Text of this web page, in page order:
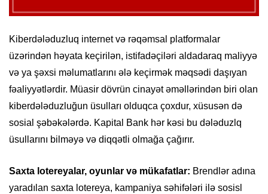
Kiberdələduzluq internet və rəqəmsal platformalar
üzərindən həyata keçirilən, istifadəçiləri aldadaraq maliyyə
və ya şəxsi məlumatlarını ələ keçirmək məqsədi daşıyan
fəaliyyətlərdir. Müasir dövrün cinayət əməllərindən biri olan
kiberdələduzluğun üsulları olduqca çoxdur, xüsusən də
sosial şəbəkələrdə. Kapital Bank hər kəsi bu dələduzlq
üsullarını bilməyə və diqqətli olmağa çağırır.
Saxta lotereyalar, oyunlar və mükafatlar: Brendlər adına
yaradılan saxta lotereya, kampaniya səhifələri ilə sosisl